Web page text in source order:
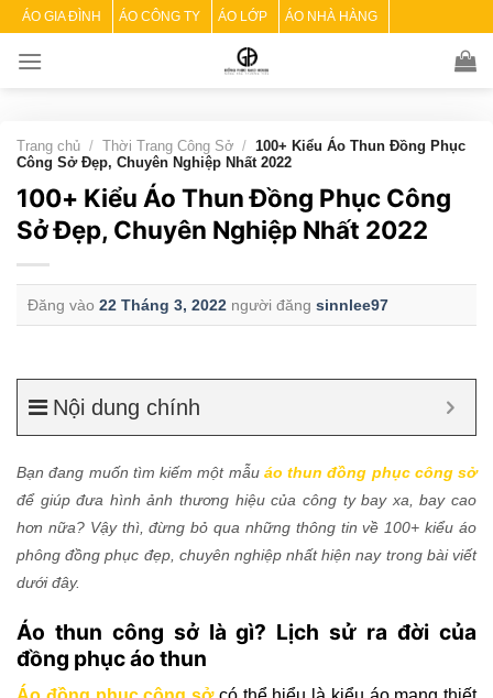
Skip
content
ÁO GIA ĐÌNH ÁO CÔNG TY ÁO LỚP ÁO NHÀ HÀNG
Trang chủ / Thời Trang Công Sở / 100+ Kiểu Áo Thun Đồng Phục
Công Sở Đẹp, Chuyên Nghiệp Nhất 2022
100+ Kiểu Áo Thun Đồng Phục Công
Sở Đẹp, Chuyên Nghiệp Nhất 2022
Đăng vào 22 Tháng 3, 2022 người đăng sinnlee97
Nội dung chính
Bạn đang muốn tìm kiếm một mẫu áo thun đồng phục công sở
để giúp đưa hình ảnh thương hiệu của công ty bay xa, bay cao
hơn nữa? Vậy thì, đừng bỏ qua những thông tin về 100+ kiểu áo
phông đồng phục đẹp, chuyên nghiệp nhất hiện nay trong bài viết
dưới đây.
Áo thun công sở là gì? Lịch sử ra đời của
đồng phục áo thun